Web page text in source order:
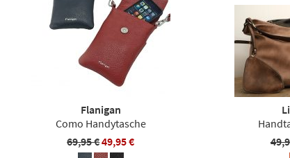
Flanigan
Como Handytasche
69,95 €49,95 €